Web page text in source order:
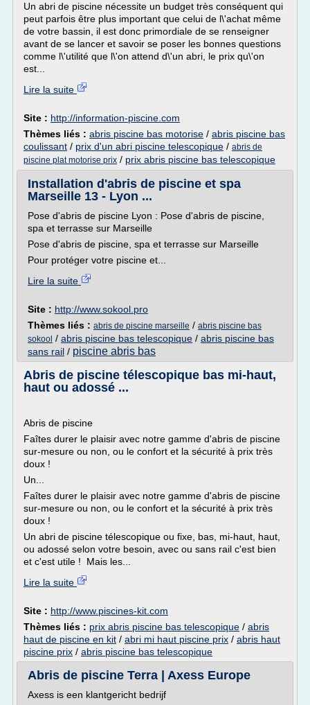
Un abri de piscine nécessite un budget très conséquent qui
peut parfois être plus important que celui de l\'achat même
de votre bassin, il est donc primordiale de se renseigner
avant de se lancer et savoir se poser les bonnes questions
comme l\'utilité que l\'on attend d\'un abri, le prix qu\'on
est...
Lire la suite
Site : http://information-piscine.com
Thèmes liés : abris piscine bas motorise / abris piscine bas
coulissant / prix d'un abri piscine telescopique / abris de
piscine plat motorise prix / prix abris piscine bas telescopique
Installation d'abris de piscine et spa
Marseille 13 - Lyon ...
Pose d'abris de piscine Lyon : Pose d'abris de piscine,
spa et terrasse sur Marseille
Pose d'abris de piscine, spa et terrasse sur Marseille
Pour protéger votre piscine et...
Lire la suite
Site : http://www.sokool.pro
Thèmes liés : abris de piscine marseille / abris piscine bas
sokool / abris piscine bas telescopique / abris piscine bas
sans rail / piscine abris bas
Abris de piscine télescopique bas mi-haut,
haut ou adossé ...
Abris de piscine
Faîtes durer le plaisir avec notre gamme d'abris de piscine
sur-mesure ou non, ou le confort et la sécurité à prix très
doux !
Un...
Faîtes durer le plaisir avec notre gamme d'abris de piscine
sur-mesure ou non, ou le confort et la sécurité à prix très
doux !
Un abri de piscine télescopique ou fixe, bas, mi-haut, haut,
ou adossé selon votre besoin, avec ou sans rail c'est bien
et c'est utile ! Mais les...
Lire la suite
Site : http://www.piscines-kit.com
Thèmes liés : prix abris piscine bas telescopique / abris
haut de piscine en kit / abri mi haut piscine prix / abris haut
piscine prix / abris piscine bas telescopique
Abris de piscine Terra | Axess Europe
Axess is een klantgericht bedrijf